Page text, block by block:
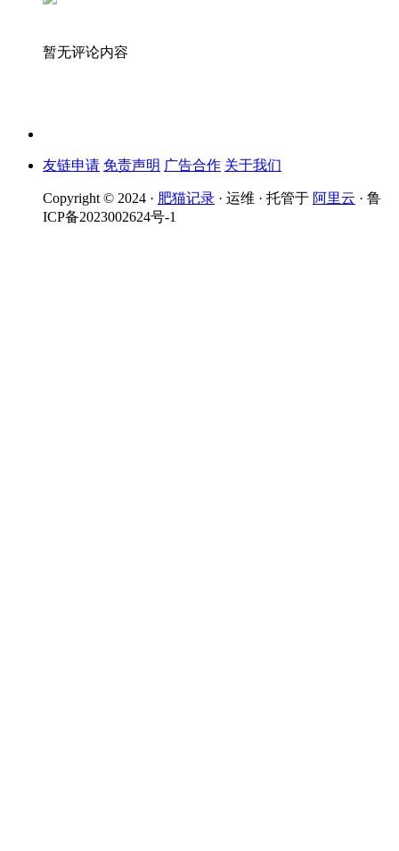
暂无评论内容
友链申请 免责声明 广告合作 关于我们
Copyright © 2024 · 肥猫记录 · 运维 · 托管于 阿里云 · 鲁
ICP备2023002624号-1